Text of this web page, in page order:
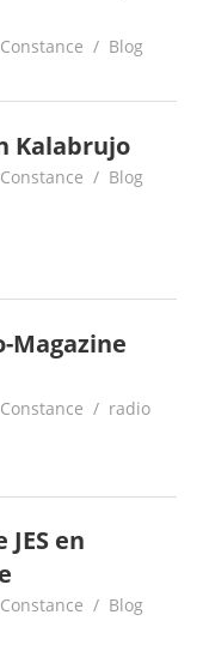
Constance Blog
Kalabrujo
Constance Blog
Magazine
Constance radio
en
Constance Blog